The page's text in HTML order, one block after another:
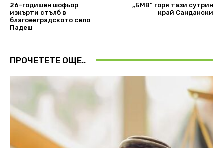
26-годишен шофьор
изкърти стълб в
благоевградското село
Падеш
„БМВ” горя тази сутрин
край Сандански
ПРОЧЕТЕТЕ ОЩЕ..